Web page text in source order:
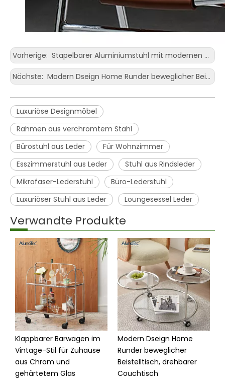
Vorherige: Stapelbarer Aluminiumstuhl mit modernen Designmöbeln und Esszimmerstühlen mit Metallbeinen
Nächste: Modern Dseign Home Runder beweglicher Beistelltisch, drehbarer Couchtisch
Luxuriöse Designmöbel
Rahmen aus verchromtem Stahl
Bürostuhl aus Leder
Für Wohnzimmer
Esszimmerstuhl aus Leder
Stuhl aus Rindsleder
Mikrofaser-Lederstuhl
Büro-Lederstuhl
Luxuriöser Stuhl aus Leder
Loungesessel Leder
Verwandte Produkte
Klappbarer Barwagen im
Vintage-Stil für Zuhause
aus Chrom und
gehärtetem Glas
Modern Dseign Home
Runder beweglicher
Beistelltisch, drehbarer
Couchtisch